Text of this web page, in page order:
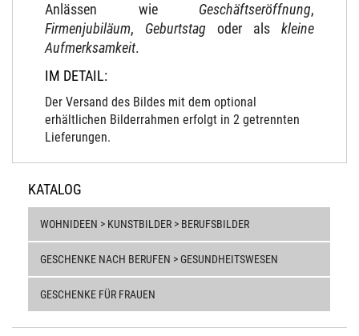
Anlässen wie Geschäftseröffnung,
Firmenjubiläum, Geburtstag oder als kleine
Aufmerksamkeit.
IM DETAIL:
Der Versand des Bildes mit dem optional
erhältlichen Bilderrahmen erfolgt in 2 getrennten
Lieferungen.
KATALOG
WOHNIDEEN > KUNSTBILDER > BERUFSBILDER
GESCHENKE NACH BERUFEN > GESUNDHEITSWESEN
GESCHENKE FÜR FRAUEN